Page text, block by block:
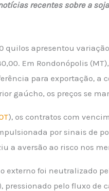
recentes sobre a
quilos apresentou
Em Rondonópolis
para exportação, a
gaúcho, os preços se
), os contratos com
por sinais de
a aversão ao risco nos
externo foi neutralizado
pressionado pelo fluxo